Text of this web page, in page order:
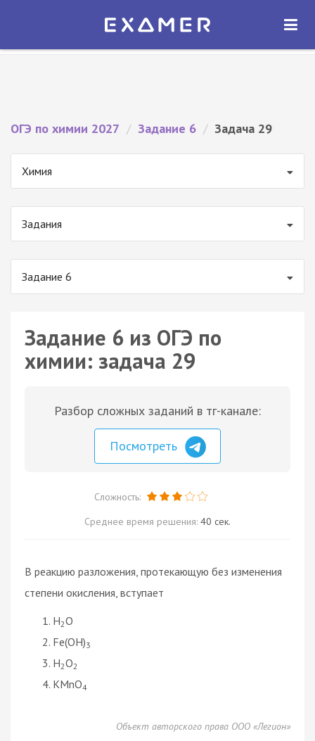
Экзамер — ЕГЭ 2027
ОТКРЫТЬ
ОГЭ по химии 2027 / Задание 6 / Задача 29
Химия
Задания
Задание 6
Задание 6 из ОГЭ по
химии: задача 29
Разбор сложных заданий в тг-канале:
Посмотреть
Сложность:
Среднее время решения: 40 сек.
В реакцию разложения, протекающую без изменения
степени окисления, вступает
H2O
Fe(OH)3
H2O2
KMnO4
Объект авторского права ООО «Легион»